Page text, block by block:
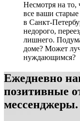
Несмотря на то,
все ваши
в Санкт-
недорого,
лишнего.
доме? Может
нуждающимся?
Ежедневно
позитивные
мессенджеры.